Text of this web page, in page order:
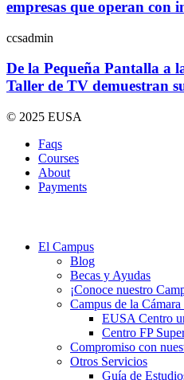
empresas que operan con
ccsadmin
De la Pequeña Pantalla a
Taller de TV demuestran
© 2025 EUSA
Faqs
Courses
About
Payments
El Campus
Blog
Becas y Ayudas
¡Conoce nuestro
Campus de la
EUSA Centro
Centro FP
Compromiso con
Otros Servicios
Guía de